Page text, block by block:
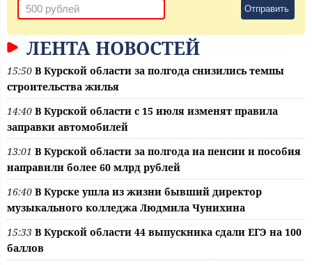
Отправить
ЛЕНТА НОВОСТЕЙ
15:50 В Курской области за полгода снизились темпы
строительства жилья
14:40 В Курской области с 15 июля изменят правила
заправки автомобилей
13:01 В Курской области за полгода на пенсии и пособия
направили более 60 млрд рублей
16:40 В Курске ушла из жизни бывший директор
музыкального колледжа Людмила Чунихина
15:33 В Курской области 44 выпускника сдали ЕГЭ на 100
баллов